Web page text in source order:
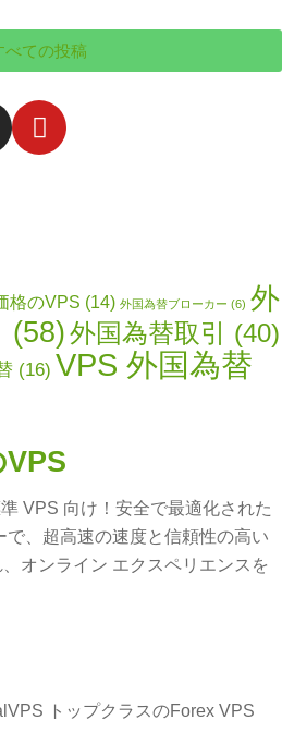
べての投稿
格のVPS (14) 外国為替ブローカー (6) 外
(58)外国為替取引 (40)
(16) VPS 外国為替
VPS
VPS 向け！安全で最適化された
、超高速の速度と信頼性の高い
オンライン エクスペリエンスを